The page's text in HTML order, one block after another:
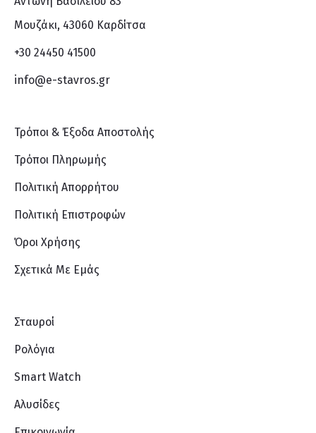
Μουζάκι, 43060 Καρδίτσα
+30 24450 41500
info@e-stavros.gr
Τρόποι & Έξοδα Αποστολής
Τρόποι Πληρωμής
Πολιτική Απορρήτου
Πολιτική Επιστροφών
Όροι Χρήσης
Σχετικά Με Eμάς
Σταυροί
Ρολόγια
Smart Watch
Αλυσίδες